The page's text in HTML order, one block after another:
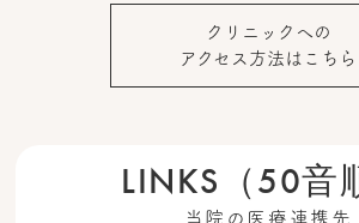
クリニックへの
アクセス方法はこちら
LINKS（50音
当院の医療連携先